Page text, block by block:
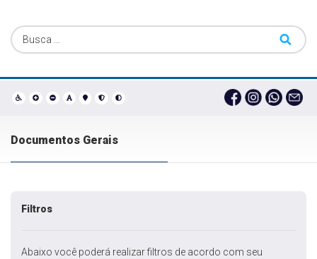
Documentos Gerais
Filtros
Abaixo você poderá realizar filtros de acordo com seu